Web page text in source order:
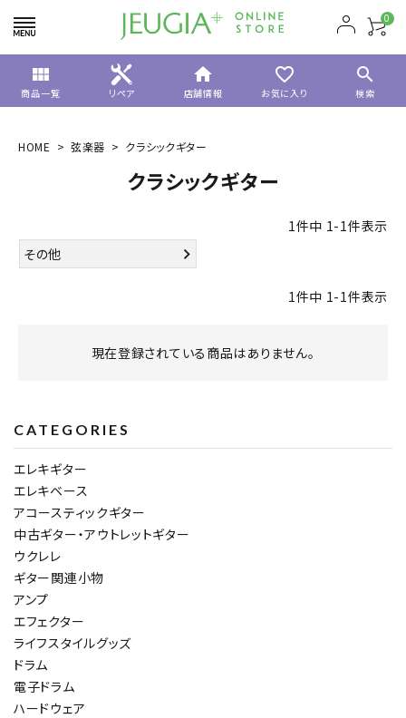
0
view_module
商品一覧 リペア
home
店舗情報
favorite_border
お気に入り
search
検索
HOME 弦楽器 クラシックギター
クラシックギター
1件中 1-1件表示
その他
1件中 1-1件表示
現在登録されている商品はありません。
CATEGORIES
エレキギター
エレキベース
アコースティックギター
中古ギター・アウトレットギター
ウクレレ
ギター関連小物
アンプ
エフェクター
ライフスタイルグッズ
ドラム
電子ドラム
ハードウェア